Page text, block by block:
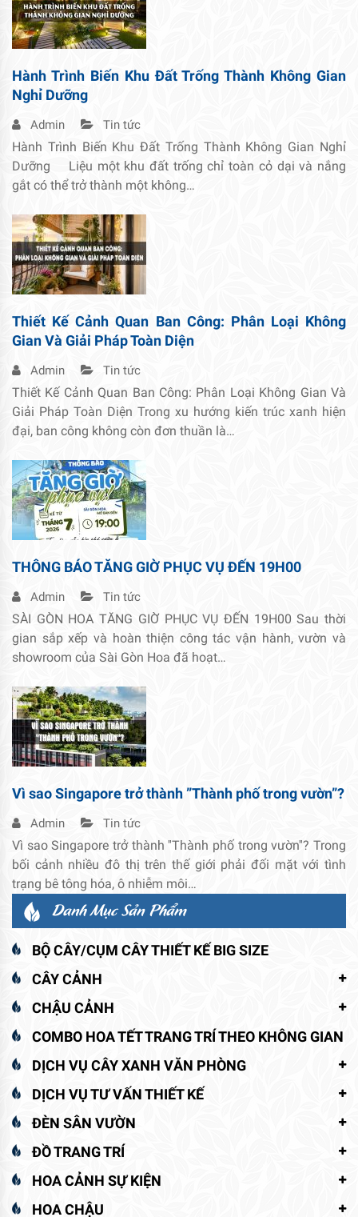
Hành Trình Biến Khu Đất Trống Thành Không Gian
Nghỉ Dưỡng
Admin Tin tức
Hành Trình Biến Khu Đất Trống Thành Không Gian Nghỉ
Dưỡng Liệu một khu đất trống chỉ toàn cỏ dại và nắng
gắt có thể trở thành một không…
Thiết Kế Cảnh Quan Ban Công: Phân Loại Không
Gian Và Giải Pháp Toàn Diện
Admin Tin tức
Thiết Kế Cảnh Quan Ban Công: Phân Loại Không Gian Và
Giải Pháp Toàn Diện Trong xu hướng kiến trúc xanh hiện
đại, ban công không còn đơn thuần là…
THÔNG BÁO TĂNG GIỜ PHỤC VỤ ĐẾN 19H00
Admin Tin tức
SÀI GÒN HOA TĂNG GIỜ PHỤC VỤ ĐẾN 19H00 Sau thời
gian sắp xếp và hoàn thiện công tác vận hành, vườn và
showroom của Sài Gòn Hoa đã hoạt…
Vì sao Singapore trở thành ”Thành phố trong vườn”?
Admin Tin tức
Vì sao Singapore trở thành ''Thành phố trong vườn''? Trong
bối cảnh nhiều đô thị trên thế giới phải đối mặt với tình
trạng bê tông hóa, ô nhiễm môi…
Danh Mục Sản Phẩm
BỘ CÂY/CỤM CÂY THIẾT KẾ BIG SIZE
CÂY CẢNH
CHẬU CẢNH
COMBO HOA TẾT TRANG TRÍ THEO KHÔNG GIAN
DỊCH VỤ CÂY XANH VĂN PHÒNG
DỊCH VỤ TƯ VẤN THIẾT KẾ
ĐÈN SÂN VƯỜN
ĐỒ TRANG TRÍ
HOA CẢNH SỰ KIỆN
HOA CHẬU